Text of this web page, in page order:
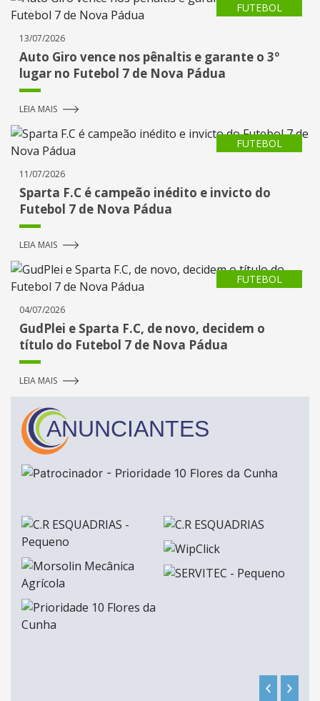
FUTEBOL
13/07/2026
Auto Giro vence nos pênaltis e garante o 3º
lugar no Futebol 7 de Nova Pádua
LEIA MAIS
FUTEBOL
11/07/2026
Sparta F.C é campeão inédito e invicto do
Futebol 7 de Nova Pádua
LEIA MAIS
FUTEBOL
04/07/2026
GudPlei e Sparta F.C, de novo, decidem o
título do Futebol 7 de Nova Pádua
LEIA MAIS
ANUNCIANTES